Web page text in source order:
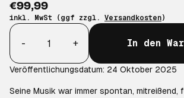
€99,99
inkl. MwSt (ggf zzgl. Versandkosten)
Anzahl
-
+ In den
Veröffentlichungsdatum: 24 Oktober 2025
Seine Musik war immer spontan,